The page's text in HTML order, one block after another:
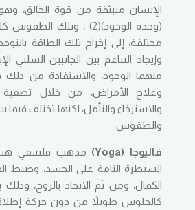
الإنسان منبثقة من قوة الخالق،
(وحدة الوجود)(2) ، وتلك
مختلفة، إلى إخراج تلك الطاقة
وإيجاد التناغم بين الجانبين السلبي
منهما الوجود، والاستفادة من ذلك
وعلاج الأمراض، من خلال
والاسترخاء والتأمل، لكنها تختلف فيما
والطقوس.
فاليوجا (Yoga)
مذهب فلسفي
السيطرة التامة على الجسد، وضبط
الكمال، ومن ثم الاتحاد بالروح،